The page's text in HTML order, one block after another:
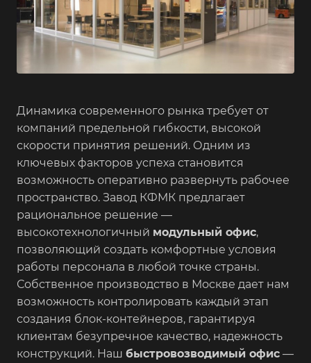
Динамика современного рынка требует от
компаний предельной гибкости, высокой
скорости принятия решений. Одним из
ключевых факторов успеха становится
возможность оперативно развернуть рабочее
пространство. Завод КФМК предлагает
рациональное решение —
высокотехнологичный модульный офис,
позволяющий создать комфортные условия
работы персонала в любой точке страны.
Собственное производство в Москве дает нам
возможность контролировать каждый этап
создания блок-контейнеров, гарантируя
клиентам безупречное качество, надежность
конструкций. Наш быстровозводимый офис —